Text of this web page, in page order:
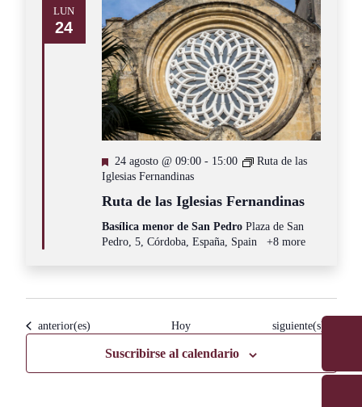
LUN
24
Destacado
24 agosto @ 09:00- 15:00
Ruta de las
Iglesias Fernandinas
Ruta de las Iglesias Fernandinas
Basílica menor de San Pedro Plaza de San
Pedro, 5, Córdoba, España, Spain
+8 more
Eventos
anterior(es) Hoy Eventos
siguiente(s)
Suscribirse al calendario